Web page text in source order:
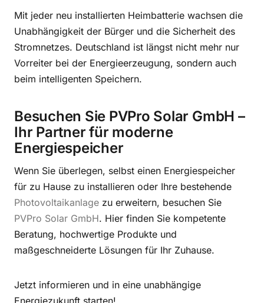
Mit jeder neu installierten Heimbatterie wachsen die
Unabhängigkeit der Bürger und die Sicherheit des
Stromnetzes. Deutschland ist längst nicht mehr nur
Vorreiter bei der Energieerzeugung, sondern auch
beim intelligenten Speichern.
Besuchen Sie PVPro Solar GmbH –
Ihr Partner für moderne
Energiespeicher
Wenn Sie überlegen, selbst einen Energiespeicher
für zu Hause zu installieren oder Ihre bestehende
Photovoltaikanlage zu erweitern, besuchen Sie
PVPro Solar GmbH. Hier finden Sie kompetente
Beratung, hochwertige Produkte und
maßgeschneiderte Lösungen für Ihr Zuhause.
Jetzt informieren und in eine unabhängige
Energiezukunft starten!